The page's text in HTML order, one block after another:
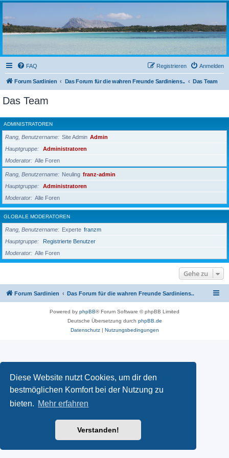
Diese Website nutzt Cookies, um dir den
bestmöglichen Komfort bei der Nutzung zu
bieten. Mehr erfahren
Verstanden!
sardinien-forum.org
Das Forum der Freunde Sardiniens
FAQ Anmelden
Registrieren
Forum Sardinien Das Forum für die wahren Freunde Sardiniens.. Das Team
Das Team
ADMINISTRATOREN
Rang, Benutzername Site Admin Admin
Hauptgruppe
Administratoren
Moderator
Alle Foren
Rang, Benutzername Neuling franz-admin
Hauptgruppe
Administratoren
Moderator
Alle Foren
GLOBALE MODERATOREN
Rang, Benutzername Experte franzm
Hauptgruppe
Registrierte Benutzer
Moderator
Alle Foren
Gehe zu
Forum Sardinien Das Forum für die wahren Freunde Sardiniens..
Powered by phpBB® Forum Software © phpBB Limited
Deutsche Übersetzung durch phpBB.de
Datenschutz| Nutzungsbedingungen